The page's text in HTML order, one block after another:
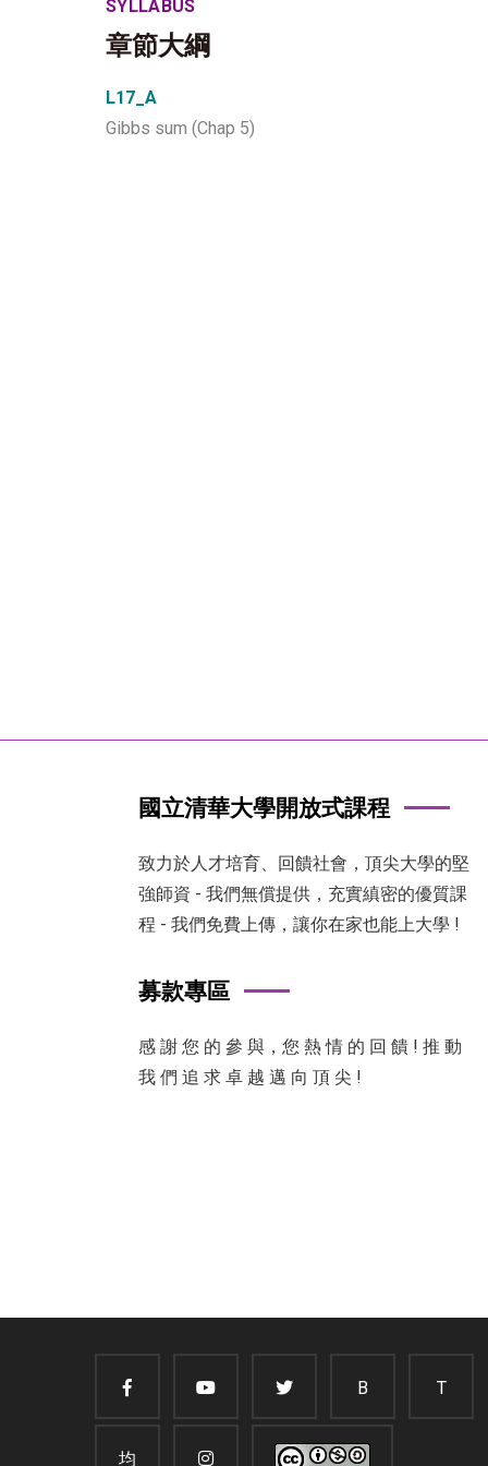
SYLLABUS
章節大綱
L17_A
Gibbs sum (Chap 5)
國立清華大學開放式課程
致力於人才培育、回饋社會，頂尖大學的堅
強師資 - 我們無償提供，充實縝密的優質課
程 - 我們免費上傳，讓你在家也能上大學 !
募款專區
感 謝 您 的 參 與，您 熱 情 的 回 饋 ! 推 動
我 們 追 求 卓 越 邁 向 頂 尖 !
B T
均